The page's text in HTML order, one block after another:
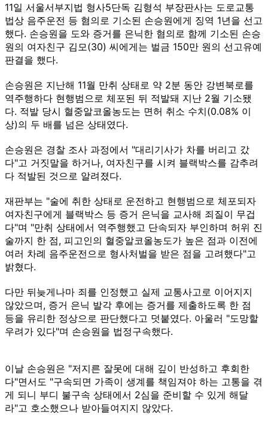
11일 서울서부지법 형사5단독 김형석 부장판사는 도로교통
법상 음주운전 등 혐의로 기소된 손승원에게 징역 1년을 선고
했다. 손승원을 도와 증거를 은닉한 혐의로 함께 기소된 손승
원의 여자친구 김모(30) 씨에게는 벌금 150만 원의 선고유예
판결을 했다.
손승원은 지난해 11월 만취 상태로 약 2분 동안 강변북로를
역주행하다 현행범으로 체포된 뒤 적발돼 지난 2월 기소됐
다. 적발 당시 혈중알코올농도는 면허 취소 수치(0.08% 이
상)의 두 배를 넘은 상태였다.
손승원은 경찰 조사 과정에서 "대리기사가 차를 버리고 갔
다"고 거짓말을 하거나, 여자친구를 시켜 블랙박스를 감추려
다 적발된 것으로 알려졌다.
재판부는 "술에 취한 상태로 운전하고 현행범으로 체포되자
여자친구에게 블랙박스 등 증거 은닉을 교사해 죄질이 무겁
다"며 "만취 상태에서 역주행했고 단속되자 부인하며 허위 진
술까지 한 점, 피고인의 혈중알코올농도가 높은 점과 이전에
여러 차례 음주운전으로 형사처벌을 받은 점을 고려했다"고
밝혔다.
다만 뒤늦게나마 죄를 인정했고 실제 교통사고로 이어지지
않았으며, 증거 은닉 발각 후에는 증거를 제출하도록 한 점
등을 유리한 정상으로 판단했다고 덧붙였다. 아울러 "도망할
우려가 있다"며 손승원을 법정구속했다.
이날 손승원은 "저지른 잘못에 대해 깊이 반성하고 후회한
다"면서도 "구속되면 가족이 생계를 책임져야 하는 고통을 겪
게 되니 부디 불구속 상태에서 2심을 준비할 수 있게 해달
라"고 호소했으나 받아들여지지 않았다.